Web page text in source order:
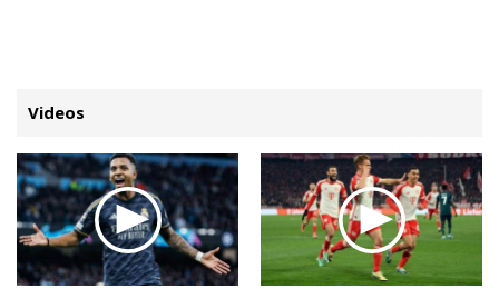
ΚΑΤΗΓΟΡΙΕΣ ΣΥΝΔΕΣΗ
Κύπρος
Παιδεία
Απόψεις
Αρθρογραφία
Videos